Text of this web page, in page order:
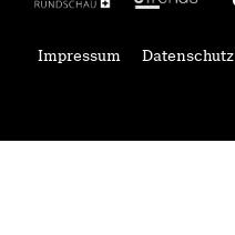
Impressum Datenschutz